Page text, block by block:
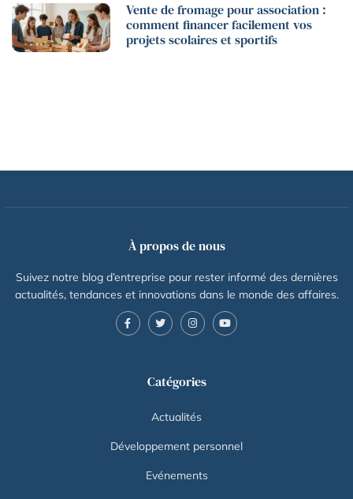
Vente de fromage pour association :
comment financer facilement vos
projets scolaires et sportifs
À propos de nous
Suivez notre blog d’entreprise pour rester informé des dernières
actualités, tendances et innovations dans le monde des affaires.
Catégories
Actualités
Développement personnel
Evénements